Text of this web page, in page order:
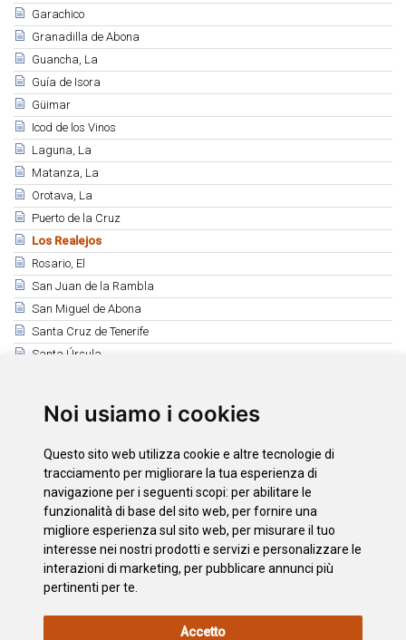
Noi usiamo i cookies
Questo sito web utilizza cookie e altre tecnologie di
tracciamento per migliorare la tua esperienza di
navigazione per i seguenti scopi: per abilitare le
funzionalità di base del sito web, per fornire una
migliore esperienza sul sito web, per misurare il tuo
interesse nei nostri prodotti e servizi e personalizzare le
interazioni di marketing, per pubblicare annunci più
pertinenti per te
Accetto
Garachico
Granadilla de Abona
Guancha, La
Guía de Isora
Güimar
Icod de los Vinos
Laguna, La
Matanza, La
Orotava, La
Puerto de la Cruz
Los Realejos
Rosario, El
San Juan de la Rambla
San Miguel de Abona
Santa Cruz de Tenerife
Santa Úrsula
Silos, Los
Tanque, El
Tegueste
Victoria, La
Vilaflor de Chasna